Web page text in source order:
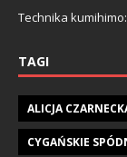
Technika
TAGI
ALICJA
CYGAŃSKIE